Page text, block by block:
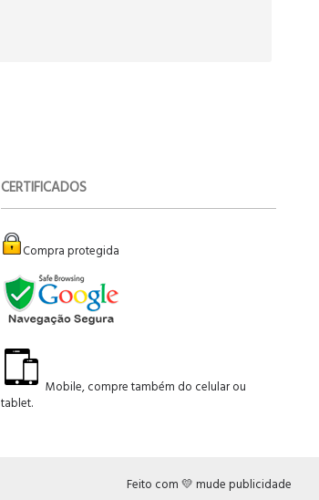
CERTIFICADOS
Compra protegida
Mobile, compre também do celular ou
tablet.
Feito com 💛 mude publicidade